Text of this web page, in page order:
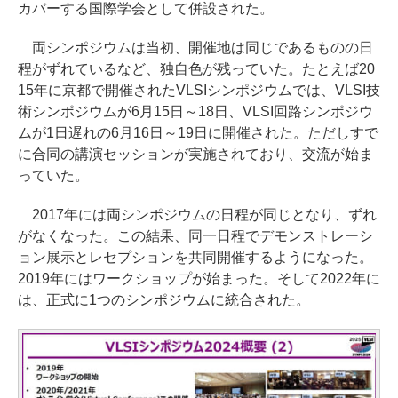
カバーする国際学会として併設された。
両シンポジウムは当初、開催地は同じであるものの日
程がずれているなど、独自色が残っていた。たとえば20
15年に京都で開催されたVLSIシンポジウムでは、VLSI技
術シンポジウムが6月15日～18日、VLSI回路シンポジウ
ムが1日遅れの6月16日～19日に開催された。ただしすで
に合同の講演セッションが実施されており、交流が始ま
っていた。
2017年には両シンポジウムの日程が同じとなり、ずれ
がなくなった。この結果、同一日程でデモンストレーシ
ョン展示とレセプションを共同開催するようになった。
2019年にはワークショップが始まった。そして2022年に
は、正式に1つのシンポジウムに統合された。